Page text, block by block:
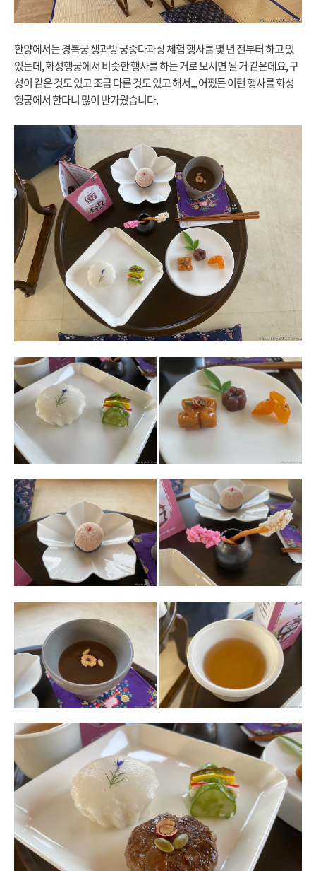
한양에서는 경복궁 생과방 궁중다과상 체험 행사를 몇 년 전부터 하고 있
었는데, 화성행궁에서 비슷한 행사를 하는 거로 보시면 될 거 같은데요, 구
성이 같은 것도 있고 조금 다른 것도 있고 해서... 어쨌든 이런 행사를 화성
행궁에서 한다니 많이 반가웠습니다.